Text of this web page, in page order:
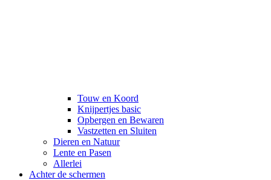
Touw en Koord
Knijpertjes basic
Opbergen en Bewaren
Vastzetten en Sluiten
Dieren en Natuur
Lente en Pasen
Allerlei
Achter de schermen